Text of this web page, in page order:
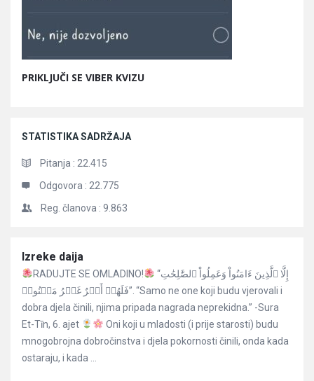
PRIKLJUČI SE VIBER KVIZU
STATISTIKA SADRŽAJA
Pitanja : 22.415
Odgovora : 22.775
Reg. članova : 9.863
Članci
Izreke daija
RADUJTE SE OMLADINO!
“إِلَّا ٱلَّذِينَ ءَامَنُواْ وَعَمِلُواْ ٱلصَّٰلِحَٰتِ
فَلَهُمۡ أَجۡرٌ غَيۡرُ مَمۡنُونٖ”. “Samo ne one koji budu vjerovali i
dobra djela činili, njima pripada nagrada neprekidna.” -Sura
Et-Tīn, 6. ajet
Oni koji u mladosti (i prije starosti) budu
mnogobrojna dobročinstva i djela pokornosti činili, onda kada
ostaraju, i kada ...